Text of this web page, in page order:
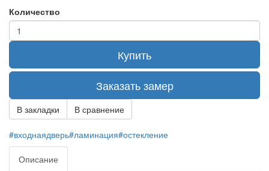
Количество
Купить
Заказать замер
В закладки В сравнение
#входнаядверь#ламинация#остекление
Описание